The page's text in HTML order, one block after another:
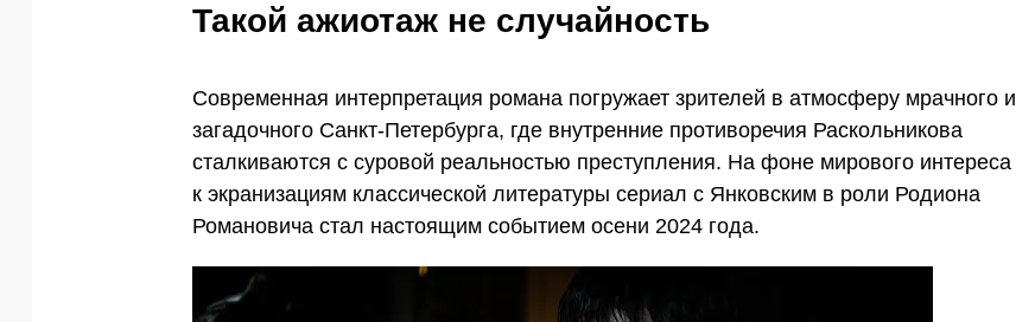
Такой ажиотаж не случайность
Современная интерпретация романа погружает зрителей в атмосферу мрачного и
загадочного Санкт-Петербурга, где внутренние противоречия Раскольникова
сталкиваются с суровой реальностью преступления. На фоне мирового интереса
к экранизациям классической литературы сериал с Янковским в роли Родиона
Романовича стал настоящим событием осени 2024 года.